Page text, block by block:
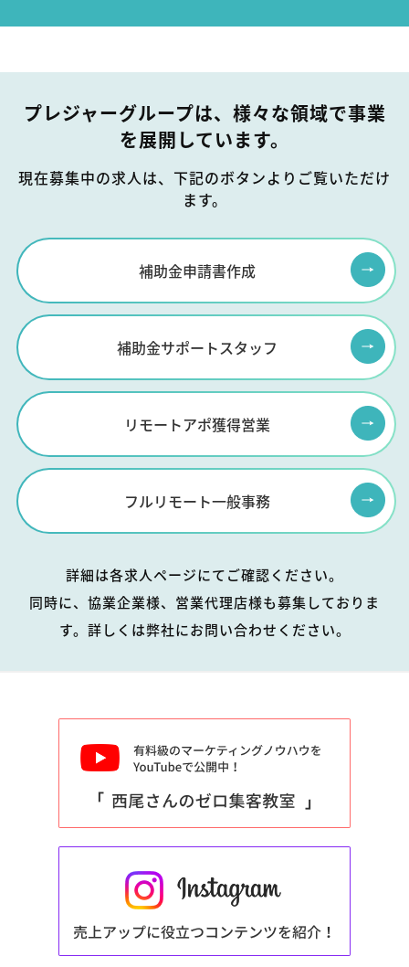
プレジャーグループは、様々な領域で事業
を展開しています。
現在募集中の求人は、下記のボタンよりご覧いただけ
ます。
補助金申請書作成
補助金サポートスタッフ
リモートアポ獲得営業
フルリモート一般事務
詳細は各求人ページにてご確認ください。
同時に、協業企業様、営業代理店様も募集しておりま
す。詳しくは弊社にお問い合わせください。